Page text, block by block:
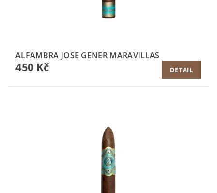
ALFAMBRA JOSE GENER MARAVILLAS
450 Kč DETAIL